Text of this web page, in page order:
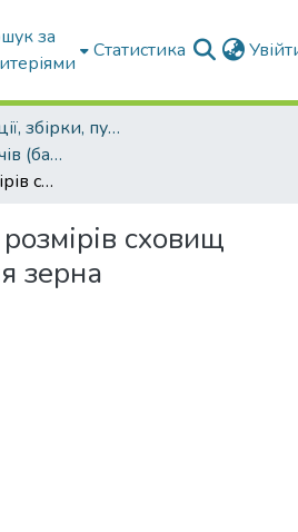
за
Статистика
Конференції, збірки, публікації молодих вчених і здобувачів : магістрів, бакалаврів, аспірантів.
Публікації здобувачів (бакалаврів. магістрів, аспірантів)
Вибір типу та розмірів сховищ для зберігання зерна
сховищ
зерна